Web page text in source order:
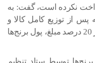
نکرده است، گفت: به
پس از توزیع کامل کالا و
اطمینان از عدم وجود مشکل، با کسر 20 درصد مبلغ، پول برنج‌ها